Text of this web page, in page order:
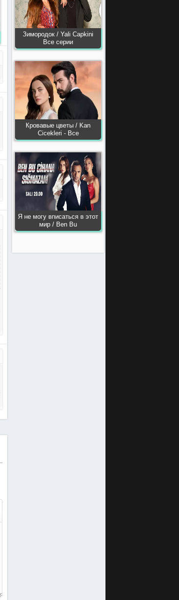
Зимородок / Yali Capkini
Все серии
Кровавые цветы / Kan
Сiсekleri - Все
Я не могу вписаться в этот
мир / Ben Bu